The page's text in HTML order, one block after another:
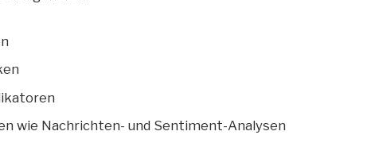
wie Nachrichten- und Sentiment-Analysen